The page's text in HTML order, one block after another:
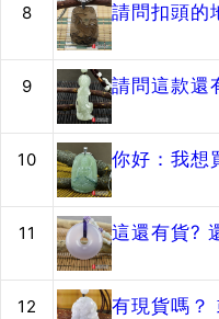
8 請問扣頭的
9 請問這款還
10 你好：我想
11 這還有貨?
12 有現貨嗎？